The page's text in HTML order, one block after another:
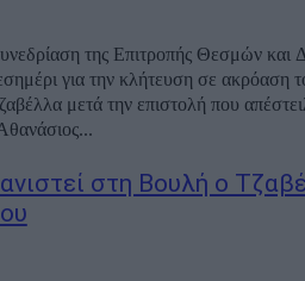
της Επιτροπής Θεσμών και
για την κλήτευση σε ακρόαση
μετά την επιστολή που
στη Βουλή ο